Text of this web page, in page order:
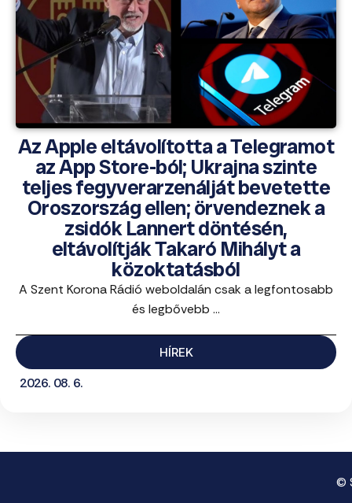
Az Apple eltávolította a Telegramot
az App Store-ból; Ukrajna szinte
teljes fegyverarzenálját bevetette
Oroszország ellen; örvendeznek a
zsidók Lannert döntésén,
eltávolítják Takaró Mihályt a
közoktatásból
A Szent Korona Rádió weboldalán csak a legfontosabb
és legbővebb ...
HÍREK
2026. 08. 6.
©